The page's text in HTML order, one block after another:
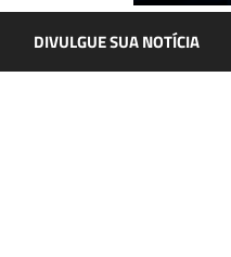
DIVULGUE SUA NOTÍCIA